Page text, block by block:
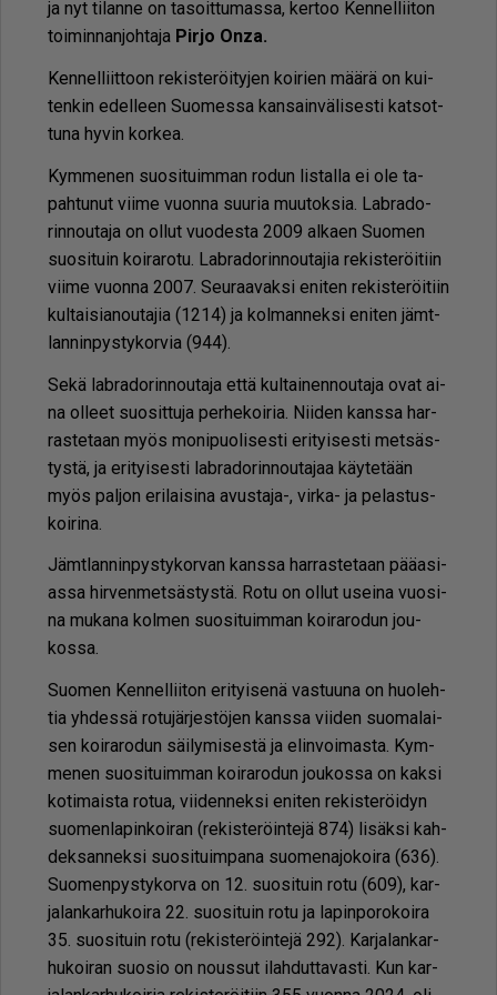
ja nyt ti­lan­ne on ta­soit­tu­mas­sa, ker­too Ken­nel­lii­ton
toi­min­nan­joh­ta­ja Pir­jo On­za.
Ken­nel­liit­toon re­kis­te­röi­ty­jen koi­rien mää­rä on kui­
ten­kin edel­leen Suo­mes­sa kan­sain­vä­li­ses­ti kat­sot­
tu­na hy­vin kor­kea.
Kym­me­nen suo­si­tuim­man ro­dun lis­tal­la ei ole ta­
pah­tu­nut vii­me vuon­na suu­ria muu­tok­sia. Lab­ra­do­
rin­nou­ta­ja on ol­lut vuo­des­ta 2009 al­ka­en Suo­men
suo­si­tuin koi­ra­ro­tu. Lab­ra­do­rin­nou­ta­jia re­kis­te­röi­tiin
vii­me vuon­na 2007. Seu­raa­vak­si eni­ten re­kis­te­röi­tiin
kul­tai­si­a­nou­ta­jia (1214) ja kol­man­nek­si eni­ten jämt­
lan­nin­pys­ty­kor­via (944).
Sekä lab­ra­do­rin­nou­ta­ja et­tä kul­tai­nen­nou­ta­ja ovat ai­
na ol­leet suo­sit­tu­ja per­he­koi­ria. Nii­den kans­sa har­
ras­te­taan myös mo­ni­puo­li­ses­ti eri­tyi­ses­ti met­säs­
tys­tä, ja eri­tyi­ses­ti lab­ra­do­rin­nou­ta­jaa käy­te­tään
myös pal­jon eri­lai­si­na avus­ta­ja-, vir­ka- ja pe­las­tus­
koi­ri­na.
Jämt­lan­nin­pys­ty­kor­van kans­sa har­ras­te­taan pää­a­si­
as­sa hir­ven­met­säs­tys­tä. Rotu on ol­lut usei­na vuo­si­
na mu­ka­na kol­men suo­si­tuim­man koi­ra­ro­dun jou­
kos­sa.
Suo­men Ken­nel­lii­ton eri­tyi­se­nä vas­tuu­na on huo­leh­
tia yh­des­sä ro­tu­jär­jes­tö­jen kans­sa vii­den suo­ma­lai­
sen koi­ra­ro­dun säi­ly­mi­ses­tä ja elin­voi­mas­ta. Kym­
me­nen suo­si­tuim­man koi­ra­ro­dun jou­kos­sa on kak­si
ko­ti­mais­ta ro­tua, vii­den­nek­si eni­ten re­kis­te­röi­dyn
suo­men­la­pin­koi­ran (re­kis­te­röin­te­jä 874) li­säk­si kah­
dek­san­nek­si suo­si­tuim­pa­na suo­me­na­jo­koi­ra (636).
Suo­men­pys­ty­kor­va on 12. suo­si­tuin rotu (609), kar­
ja­lan­kar­hu­koi­ra 22. suo­si­tuin rotu ja la­pin­po­ro­koi­ra
35. suo­si­tuin rotu (re­kis­te­röin­te­jä 292). Kar­ja­lan­kar­
hu­koi­ran suo­sio on nous­sut ilah­dut­ta­vas­ti. Kun kar­